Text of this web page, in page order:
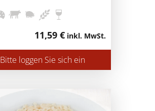
11,59 € inkl. MwSt.
Bitte loggen Sie sich ein